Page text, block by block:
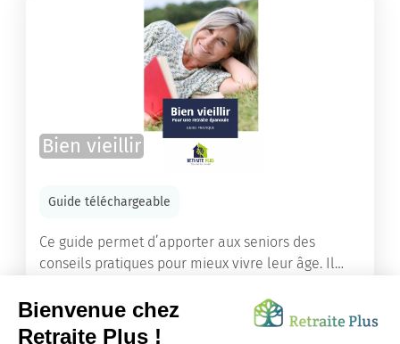
Bien vieillir
Guide téléchargeable
Ce guide permet d’apporter aux seniors des
conseils pratiques pour mieux vivre leur âge. Il
améliorer sa santé grâce à l’alimentation...
Lire l'article